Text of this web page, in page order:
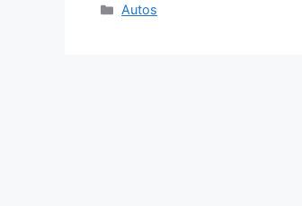
Categories
Autos